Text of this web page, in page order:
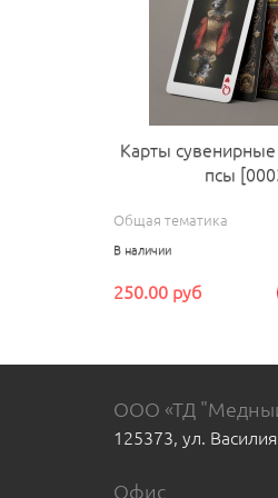
Карты
псы
Общая тематика
В наличии
250.00 руб
ООО «ТД
125373, ул.
Офис